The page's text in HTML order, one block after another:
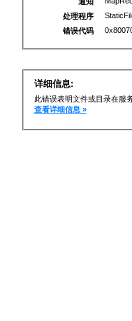
处理程序
错误代码
详细信息:
此错误表明文件或目录在服
查看详细信息 »